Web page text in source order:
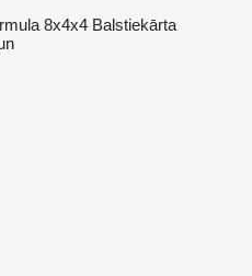
8x4x4 Balstiekārta